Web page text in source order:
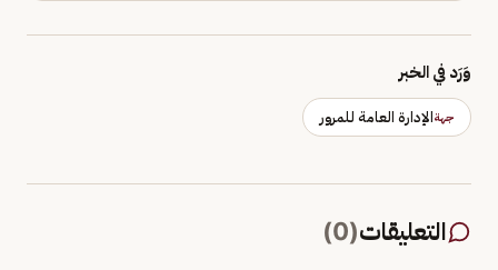
وَرَد في الخبر
جهةالإدارة العامة للمرور
التعليقات(
0
)